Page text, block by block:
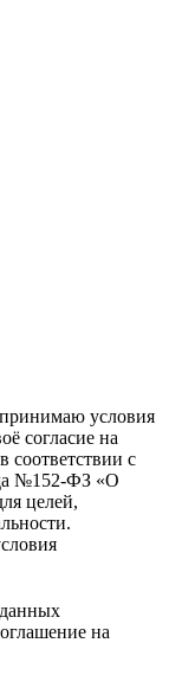
условия
согласие на
соответствии с
№152-ФЗ «О
целей,
на